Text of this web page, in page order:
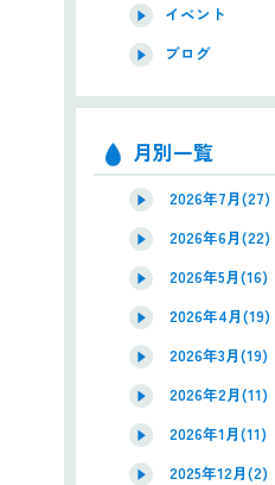
イベント
ブログ
月別一覧
2026年7月(27)
2026年6月(22)
2026年5月(16)
2026年4月(19)
2026年3月(19)
2026年2月(11)
2026年1月(11)
2025年12月(2)